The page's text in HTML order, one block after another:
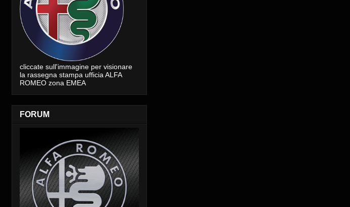
cliccate sull'immagine per visionare
la rassegna stampa ufficia ALFA
ROMEO zona EMEA
FORUM